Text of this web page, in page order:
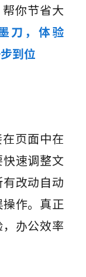
你节省大
刀，体验
到位
页面中在
速调整文
改动自动
作。真正
办公效率